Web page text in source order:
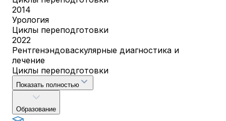
2014
Урология
Циклы переподготовки
2022
Рентгенэндоваскулярные диагностика и
лечение
Циклы переподготовки
Показать полностью
Образование